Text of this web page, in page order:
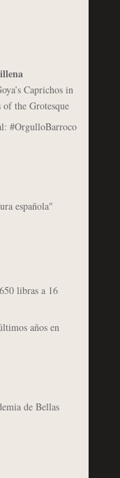
Caprichos in
the Grotesque
#OrgulloBarroco
española"
libras a 16
años en
de Bellas